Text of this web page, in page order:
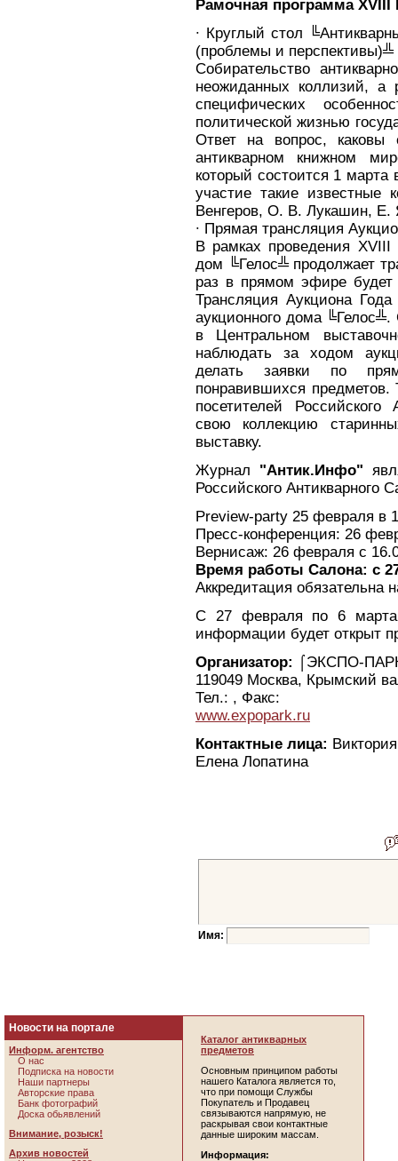
Рамочная программа XVIII
∙ Круглый стол
(проблемы и перспективы)╩
Собирательство
неожиданных коллизий, а
специфических
политической жизнью
Ответ на вопрос, каковы
антикварном книжном
который состоится 1
участие такие
Венгеров, О. В. Лукашин, Е.
∙ Прямая трансляция
В рамках проведения
дом ╚Гелос╩ продолжает
раз в прямом эфире
Трансляция Аукциона
аукционного дома
в Центральном
наблюдать за ходом
делать заявки по
понравившихся
посетителей
свою коллекцию
выставку.
Журнал "Антик.Инфо"
Российского Антикварного
Preview-party 25 февраля в
Пресс-конференция: 26
Вернисаж: 26 февраля с
Время работы Салона: с
Аккредитация обязательна
С 27 февраля по 6 марта
информации будет открыт
Организатор: ⌠ЭКСПО-
119049 Москва, Крымский
Тел.: , Факс:
www.expopark.ru
Контактные лица:
Елена Лопатина
Имя:
Новости на портале
Информ. агентство
О нас
Подписка на новости
Наши партнеры
Авторские права
Банк фотографий
Доска обьявлений
Внимание, розыск!
Архив новостей
Каталог антикварных
предметов
Основным принципом работы
нашего Каталога является то,
что при помощи Службы
Покупатель и Продавец
связываются напрямую, не
раскрывая свои контактные
данные широким массам.
Информация: